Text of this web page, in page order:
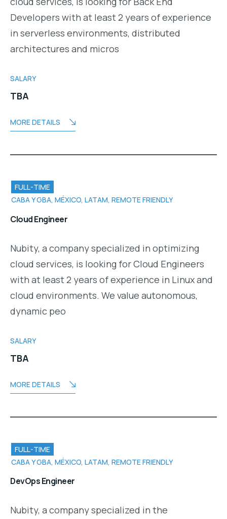
Developers with at least 2 years of experience
in serverless environments, distributed
architectures and micros
SALARY
TBA
MORE DETAILS
FULL-TIME
CABA Y GBA, MÉXICO, LATAM, REMOTE FRIENDLY
Cloud Engineer
Nubity, a company specialized in optimizing
cloud services, is looking for Cloud Engineers
with at least 2 years of experience in Linux and
cloud environments. We value autonomous,
dynamic peo
SALARY
TBA
MORE DETAILS
FULL-TIME
CABA Y GBA, MÉXICO, LATAM, REMOTE FRIENDLY
DevOps Engineer
Nubity, a company specialized in the